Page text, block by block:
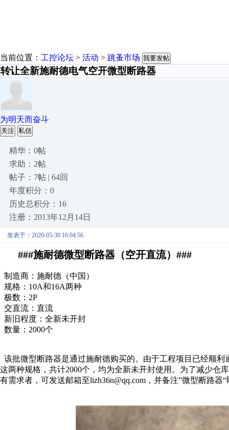
当前位置： 工控论坛 > 活动 > 跳蚤市场 我要发帖
转让全新施耐德电气空开微型断路器
为明天而奋斗
关注 私信
精华：0帖
求助：2帖
帖子：7帖 | 64回
年度积分：0
历史总积分：16
注册：2013年12月14日
发表于：2020-05-30 16:04:56
###施耐德微型断路器（空开直流）###
制造商：施耐德（中国）
规格：10A和16A两种
极数：2P
交直流：直流
新旧程度：全新未开封
数量：2000个
该批微型断路器是通过施耐德购买的。由于工程项目已经顺
这两种规格，共计2000个，均为全新未开封使用。为了减少仓
有需求者，可发送邮箱至lizh36n@qq.com，并备注”微型断路器“